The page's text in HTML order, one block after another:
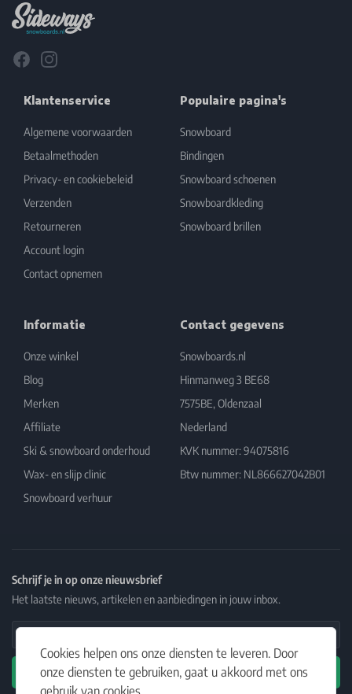
Cookies helpen ons onze diensten te leveren. Door
onze diensten te gebruiken, gaat u akkoord met ons
gebruik van cookies.
FacebookInstagram
Klantenservice
Algemene voorwaarden
Betaalmethoden
Privacy- en cookiebeleid
Verzenden
Retourneren
Account login
Contact opnemen
Populaire pagina's
Snowboard
Bindingen
Snowboard schoenen
Snowboardkleding
Snowboard brillen
Informatie
Onze winkel
Blog
Merken
Affiliate
Ski & snowboard onderhoud
Wax- en slijp clinic
Snowboard verhuur
Contact gegevens
Snowboards.nl
Hinmanweg 3 BE68
7575BE, Oldenzaal
Nederland
KVK nummer: 94075816
Btw nummer: NL866627042B01
Schrijf je in op onze nieuwsbrief
Het laatste nieuws, artikelen en aanbiedingen in jouw inbox.
Email Address
Abonneren